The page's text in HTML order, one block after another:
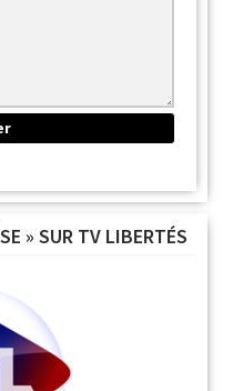
» SUR TV LIBERTÉS